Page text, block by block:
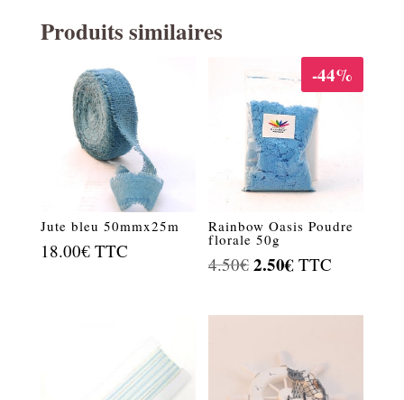
Produits similaires
Jute bleu 50mmx25m
18.00€ TTC
-44%
Rainbow Oasis Poudre
florale 50g
4.50€ Le
initial
4.50€.
2.50€ Le
actuel
TTC